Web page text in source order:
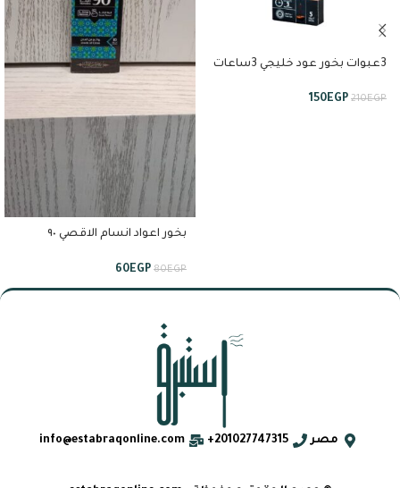
3عبوات بخور عود خليجي 3ساعات
210EGP
150EGP
بخور اعواد انسام الاقصي ٩٠
80EGP
60EGP
مصر 201027747315+
info@estabraqonline.com